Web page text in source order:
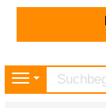
Navigation